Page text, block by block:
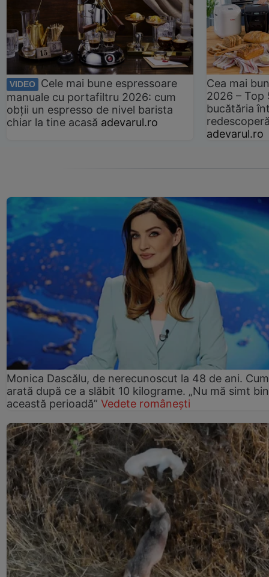
VIDEO
Cele mai bune espressoare
manuale cu portafiltru 2026: cum
obții un espresso de nivel barista
chiar la tine acasă adevarul.ro
Cea mai
2026 –
bucătăria
adevarul.ro
Monica Dascălu, de nerecunoscut la 48 de ani. Cum
arată după ce a slăbit 10 kilograme. „Nu mă simt
această perioadă” Vedete românești